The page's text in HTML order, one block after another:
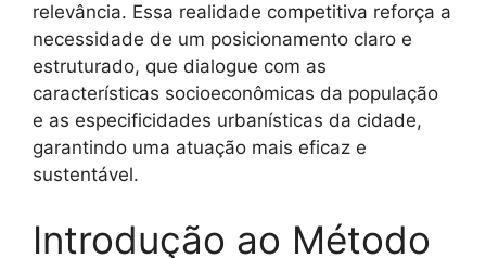
relevância. Essa realidade competitiva reforça a
necessidade de um posicionamento claro e
estruturado, que dialogue com as
características socioeconômicas da população
e as especificidades urbanísticas da cidade,
garantindo uma atuação mais eficaz e
sustentável.
Introdução ao Método